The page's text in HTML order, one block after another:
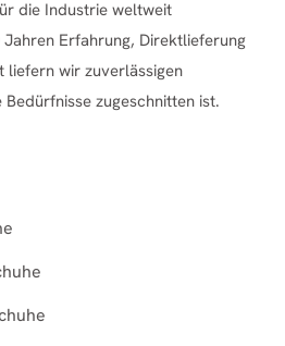
die Industrie weltweit
Erfahrung, Direktlieferung
wir zuverlässigen
zugeschnitten ist.